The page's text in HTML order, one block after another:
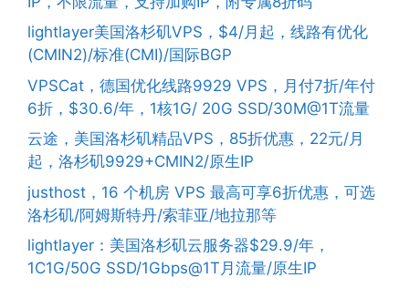
lightlayer美国洛杉矶VPS，$4/月起，线路有优化
(CMIN2)/标准(CMI)/国际BGP
VPSCat，德国优化线路9929 VPS，月付7折/年付
6折，$30.6/年，1核1G/ 20G SSD/30M@1T流量
云途，美国洛杉矶精品VPS，85折优惠，22元/月
起，洛杉矶9929+CMIN2/原生IP
justhost，16 个机房 VPS 最高可享6折优惠，可选
洛杉矶/阿姆斯特丹/索菲亚/地拉那等
lightlayer：美国洛杉矶云服务器$29.9/年，
1C1G/50G SSD/1Gbps@1T月流量/原生IP